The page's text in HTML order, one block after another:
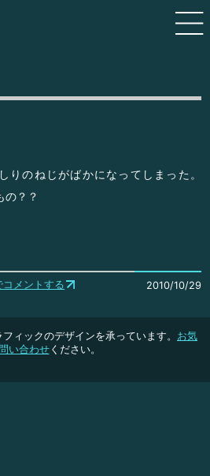
りのねじがばかになってしまった。
の？？
メントする 2010/10/29
ィックのデザインを承っています。 お気
い合わせください。